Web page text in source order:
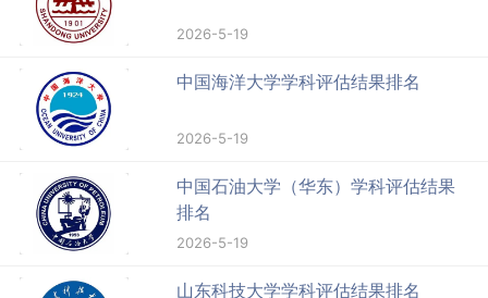
2026-5-19
中国海洋大学学科评估结果排名
2026-5-19
中国石油大学（华东）学科评估结果
排名
2026-5-19
山东科技大学学科评估结果排名